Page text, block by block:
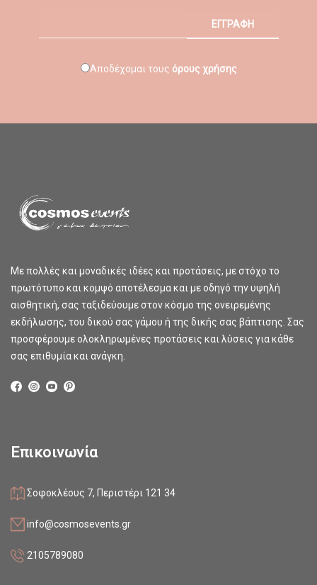
ΕΓΓΡΑΦΗ
Αποδέχομαι τους όρους χρήσης
Με πολλές και μοναδικές ιδέες και προτάσεις, με στόχο το
πρωτότυπο και κομψό αποτέλεσμα και με οδηγό την υψηλή
αισθητική, σας ταξιδεύουμε στον κόσμο της ονειρεμένης
εκδήλωσης, του δικού σας γάμου ή της δικής σας βάπτισης. Σας
προσφέρουμε ολοκληρωμένες προτάσεις και λύσεις για κάθε
σας επιθυμία και ανάγκη.
Επικοινωνία
Σοφοκλέους 7, Περιστέρι 121 34
info@cosmosevents.gr
2105789080